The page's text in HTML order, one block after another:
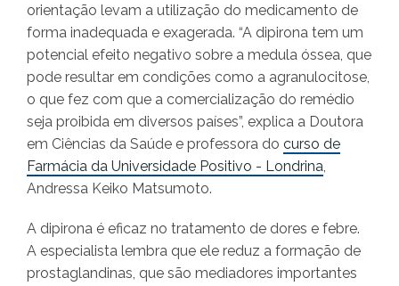
orientação levam a utilização do medicamento de
forma inadequada e exagerada. “A dipirona tem um
potencial efeito negativo sobre a medula óssea, que
pode resultar em condições como a agranulocitose,
o que fez com que a comercialização do remédio
seja proibida em diversos países”, explica a Doutora
em Ciências da Saúde e professora do curso de
Farmácia da Universidade Positivo - Londrina,
Andressa Keiko Matsumoto.
A dipirona é eficaz no tratamento de dores e febre.
A especialista lembra que ele reduz a formação de
prostaglandinas, que são mediadores importantes